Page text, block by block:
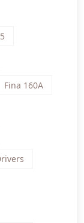
Fina 160A